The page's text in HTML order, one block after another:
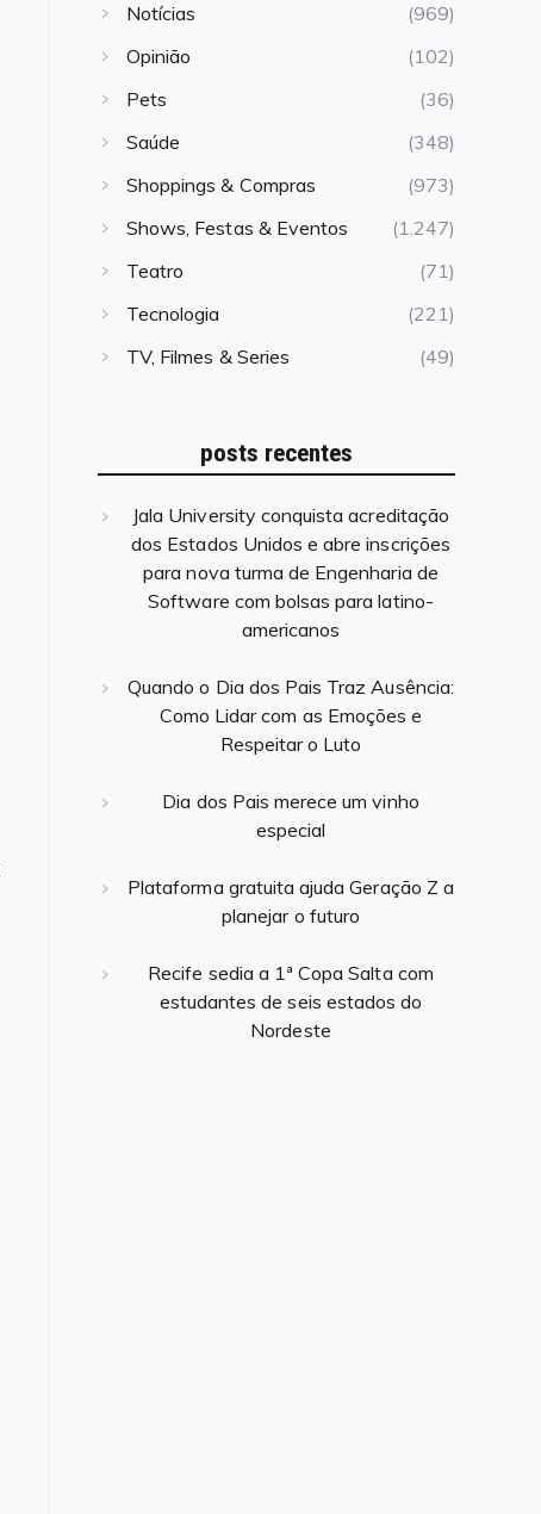
Notícias
(969)
Opinião
(102)
Pets
(36)
Saúde
(348)
Shoppings & Compras
(973)
Shows, Festas & Eventos
(1.247)
Teatro
(71)
Tecnologia
(221)
TV, Filmes & Series
(49)
posts recentes
Jala University conquista acreditação
dos Estados Unidos e abre inscrições
para nova turma de Engenharia de
Software com bolsas para latino-
americanos
Quando o Dia dos Pais Traz Ausência:
Como Lidar com as Emoções e
Respeitar o Luto
Dia dos Pais merece um vinho
especial
Plataforma gratuita ajuda Geração Z a
planejar o futuro
Recife sedia a 1ª Copa Salta com
estudantes de seis estados do
Nordeste